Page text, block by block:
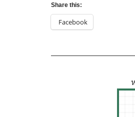
Share this:
Facebook